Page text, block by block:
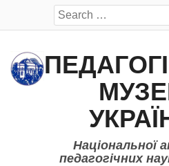
Search
for:
Національної
педагогічних